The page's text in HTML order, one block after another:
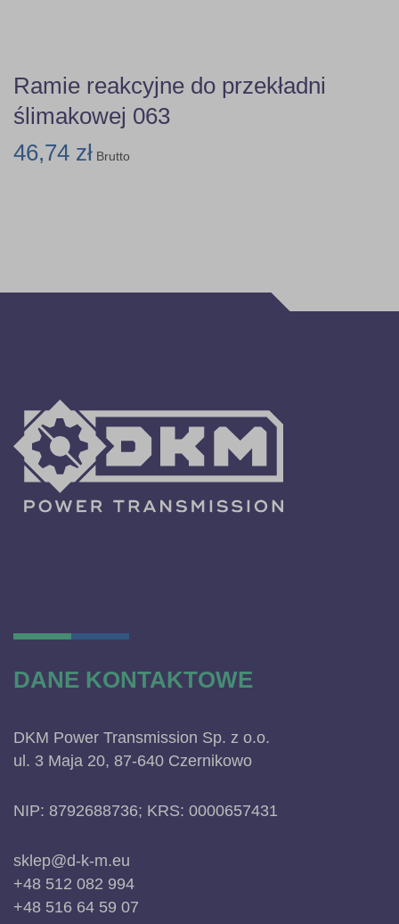
Ramie reakcyjne do przekładni
ślimakowej 063
46,74 zł Brutto
DANE KONTAKTOWE
DKM Power Transmission Sp. z o.o.
ul. 3 Maja 20, 87-640 Czernikowo
NIP: 8792688736; KRS: 0000657431
sklep@d-k-m.eu
+48 512 082 994
+48 516 64 59 07